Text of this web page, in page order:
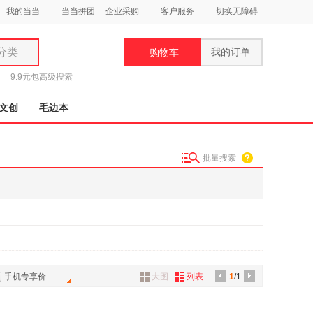
我的当当 当当拼团 企业采购 客户服务 切换无障碍
类
9.9元包高级搜索
购物车 我的订单
创 毛边本
批量搜索
手机专享价 1/1
大图 列表